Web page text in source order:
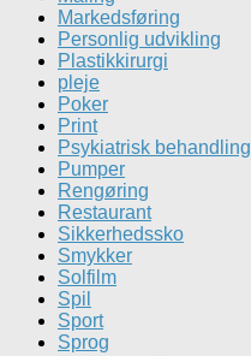
Markedsføring
Personlig udvikling
Plastikkirurgi
pleje
Poker
Print
Psykiatrisk behandling
Pumper
Rengøring
Restaurant
Sikkerhedssko
Smykker
Solfilm
Spil
Sport
Sprog